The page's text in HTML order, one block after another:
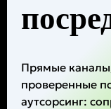
Прямые
проверенные
аутсорсинг: